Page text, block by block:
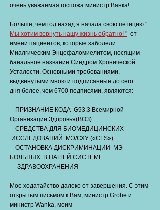
очень уважаемая госпожа министр Ванка!
Больше, чем год назад я начала свою петицию "
Мы хотим вернуть нашу жизнь обратно! " от
имени пациентов, которые заболели
Миалгическим Энцефаломиелитом, носящим
банальное название Синдром Хронической
Усталости. Основными требованиями,
выдвинутыми мною и подписанные до сего
дня более, чем 6700 подписями, являются:
-- ПРИЗНАНИЕ КОДА G93.3 Всемирной
Организации Здоровья(ВОЗ)
-- СРЕДСТВА ДЛЯ БИОМЕДИЦИНСКИХ
ИССЛЕДОВАНИЙ MЭ/СХУ («CFS»)
-- ОСТАНОВКА ДИСКРИМИНАЦИИ МЭ
БОЛЬНЫХ В НАШЕЙ СИСТЕМЕ
ЗДРАВООХРАНЕНИЯ
Мое ходатайство далеко от завершения. С этим
открытым письмом к Вам, министр Grohe и
министр Wanka, моим